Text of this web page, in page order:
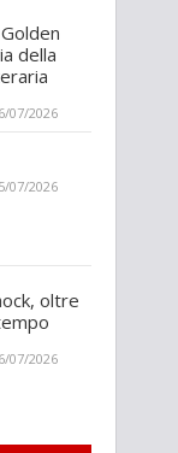
della
07/2026
07/2026
oltre
07/2026